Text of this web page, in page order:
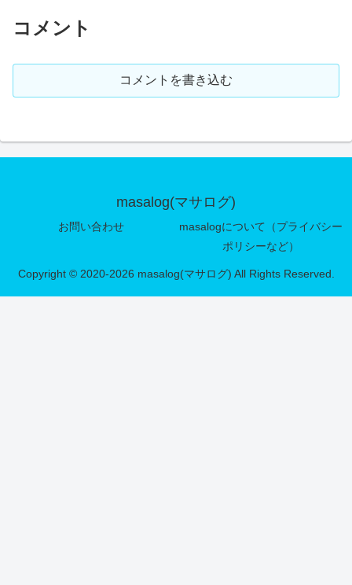
コメント
コメントを書き込む
masalog(マサログ)
お問い合わせ
masalogについて（プライバシー
ポリシーなど）
Copyright © 2020-2026 masalog(マサログ) All Rights Reserved.